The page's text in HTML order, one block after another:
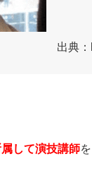
出典
して演技講師